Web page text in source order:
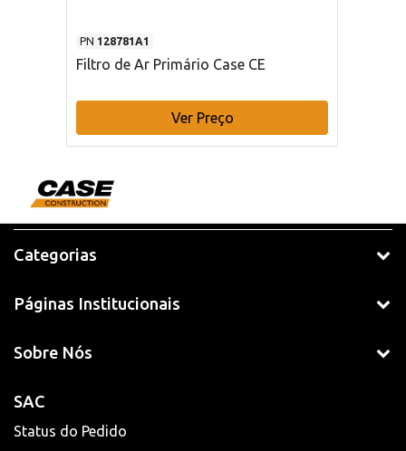
PN 128781A1
Filtro de Ar Primário Case CE
Ver Preço
Categorias
Páginas Institucionais
Sobre Nós
SAC
Status do Pedido